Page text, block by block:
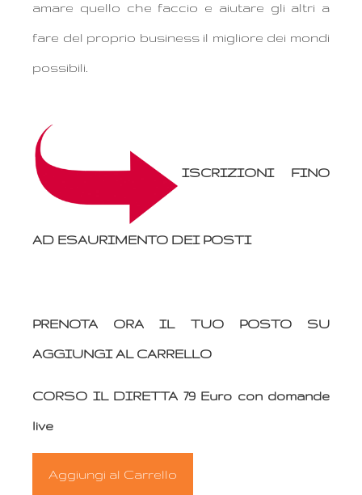
amare quello che faccio e aiutare gli altri a
fare del proprio business il migliore dei mondi
possibili.
ISCRIZIONI FINO
AD ESAURIMENTO DEI POSTI
PRENOTA ORA IL TUO POSTO SU
AGGIUNGI AL CARRELLO
CORSO IL DIRETTA 79 Euro con domande
live